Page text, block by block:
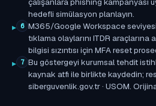
hedefli simülasyon planlayın.
6 M365/Google Workspace
tıklama olaylarını ITDR
bilgisi sızıntısı için MFA reset
7 Bu göstergeyi kurumsal tehdit
kaynak atfı ile birlikte kaydedin;
siberguvenlik.gov.tr · USOM.